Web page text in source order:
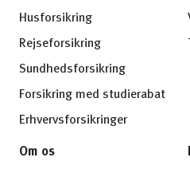
Husforsikring
Rejseforsikring
Sundhedsforsikring
Forsikring med studierabat
Erhvervsforsikringer
Om os